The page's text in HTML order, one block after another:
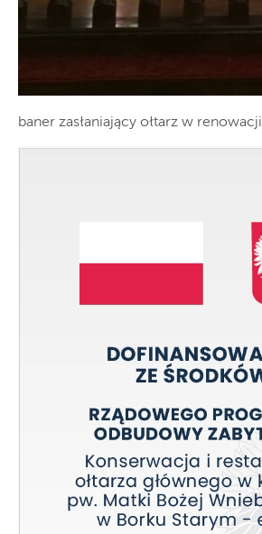
baner zasłaniający ołtarz w renowacji